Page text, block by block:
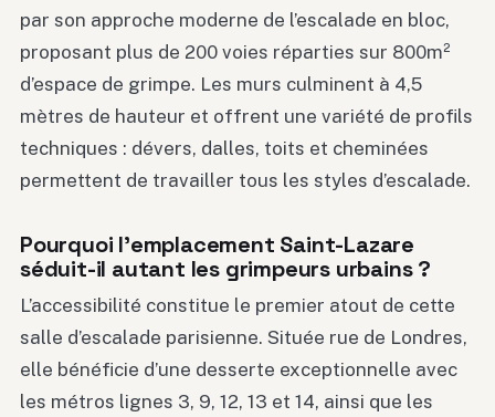
par son approche moderne de l’escalade en bloc,
proposant plus de 200 voies réparties sur 800m²
d’espace de grimpe. Les murs culminent à 4,5
mètres de hauteur et offrent une variété de profils
techniques : dévers, dalles, toits et cheminées
permettent de travailler tous les styles d’escalade.
Pourquoi l’emplacement Saint-Lazare
séduit-il autant les grimpeurs urbains ?
L’accessibilité constitue le premier atout de cette
salle d’escalade parisienne. Située rue de Londres,
elle bénéficie d’une desserte exceptionnelle avec
les métros lignes 3, 9, 12, 13 et 14, ainsi que les